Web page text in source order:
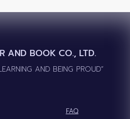
AND BOOK CO., LTD.
AND BEING PROUD”
FAQ